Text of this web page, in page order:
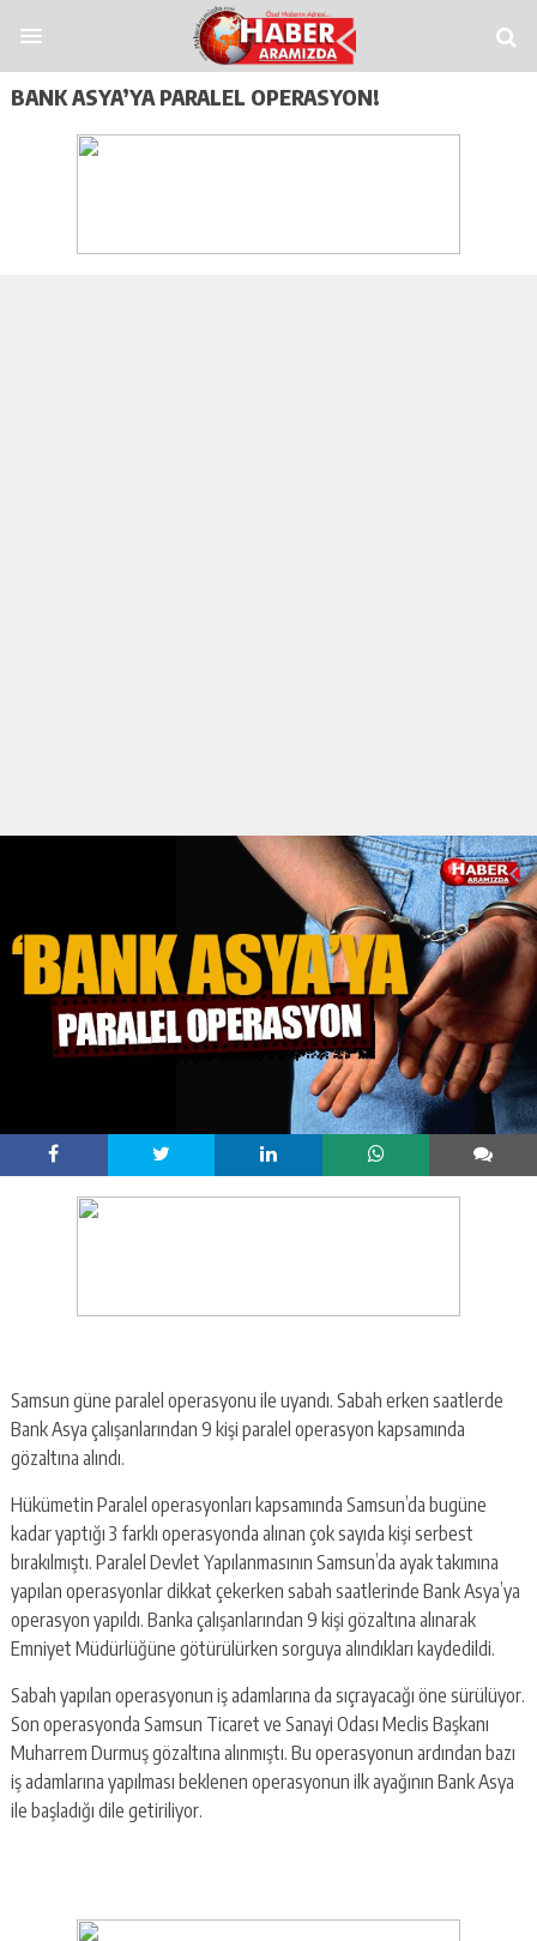
betosferDeneme Bonusu Veren Siteler
BANK ASYA’YA PARALEL OPERASYON!
Samsun güne paralel operasyonu ile uyandı. Sabah erken saatlerde
Bank Asya çalışanlarından 9 kişi paralel operasyon kapsamında
gözaltına alındı.
Hükümetin Paralel operasyonları kapsamında Samsun’da bugüne
kadar yaptığı 3 farklı operasyonda alınan çok sayıda kişi serbest
bırakılmıştı. Paralel Devlet Yapılanmasının Samsun’da ayak takımına
yapılan operasyonlar dikkat çekerken sabah saatlerinde Bank Asya’ya
operasyon yapıldı. Banka çalışanlarından 9 kişi gözaltına alınarak
Emniyet Müdürlüğüne götürülürken sorguya alındıkları kaydedildi.
Sabah yapılan operasyonun iş adamlarına da sıçrayacağı öne sürülüyor.
Son operasyonda Samsun Ticaret ve Sanayi Odası Meclis Başkanı
Muharrem Durmuş gözaltına alınmıştı. Bu operasyonun ardından bazı
iş adamlarına yapılması beklenen operasyonun ilk ayağının Bank Asya
ile başladığı dile getiriliyor.